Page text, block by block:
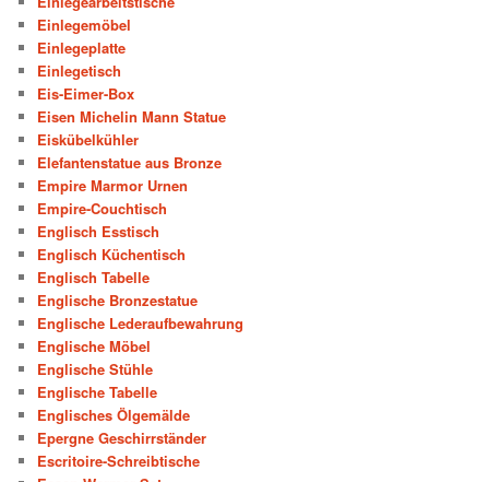
Einlegemöbel
Einlegeplatte
Einlegetisch
Eis-Eimer-Box
Eisen Michelin Mann Statue
Eiskübelkühler
Elefantenstatue aus Bronze
Empire Marmor Urnen
Empire-Couchtisch
Englisch Esstisch
Englisch Küchentisch
Englisch Tabelle
Englische Bronzestatue
Englische Lederaufbewahrung
Englische Möbel
Englische Stühle
Englische Tabelle
Englisches Ölgemälde
Epergne Geschirrständer
Escritoire-Schreibtische